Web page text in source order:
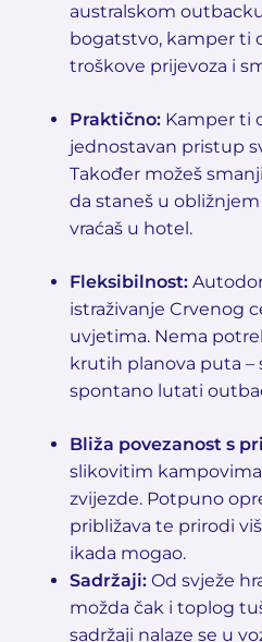
australskom
bogatstvo, kamper ti
troškove prijevoza i
Praktično: Kamper ti
jednostavan pristup
Također možeš
da staneš u
vraćaš u hotel.
Fleksibilnost:
istraživanje Crvenog
uvjetima. Nema
krutih planova puta –
spontano lutati
Bliža povezanost s
slikovitim
zvijezde. Potpuno
približava te prirodi
ikada mogao.
Sadržaji: Od svježe
možda čak i toplog
sadržaji nalaze se u